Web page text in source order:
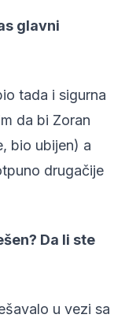
glavni
tada i sigurna
da bi Zoran
bio ubijen) a
drugačije
Da li ste
u vezi sa